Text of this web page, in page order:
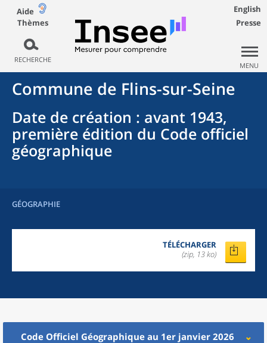
Aide
Thèmes
RECHERCHE
English
Presse
MENU
Commune de Flins-sur-Seine
Date de création : avant 1943,
première édition du Code officiel
géographique
GÉOGRAPHIE
TÉLÉCHARGER
(zip, 13 ko)
Code Officiel Géographique au 1er janvier 2026